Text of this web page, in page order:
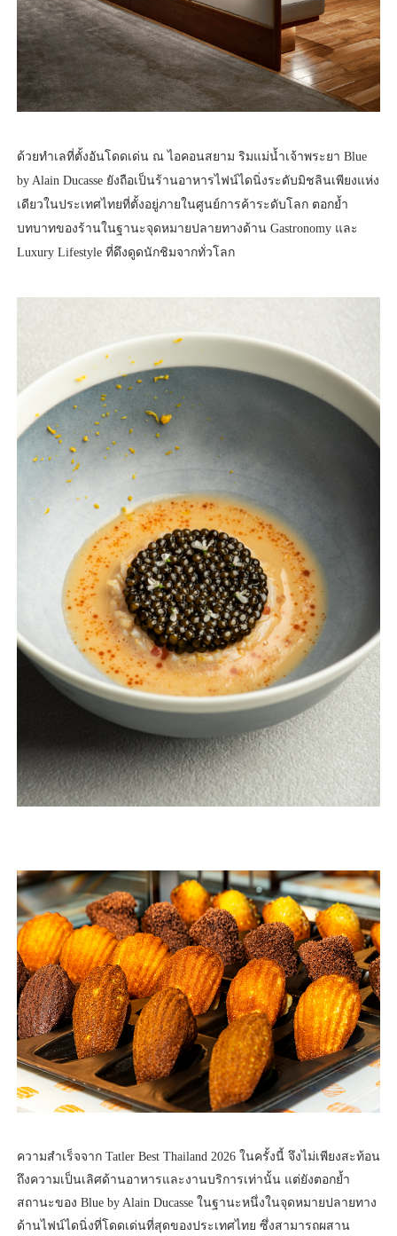
ด้วยทำเลที่ตั้งอันโดดเด่น ณ ไอคอนสยาม ริมแม่น้ำเจ้าพระยา Blue
by Alain Ducasse ยังถือเป็นร้านอาหารไฟน์ไดนิ่งระดับมิชลินเพียงแห่ง
เดียวในประเทศไทยที่ตั้งอยู่ภายในศูนย์การค้าระดับโลก ตอกย้ำ
บทบาทของร้านในฐานะจุดหมายปลายทางด้าน Gastronomy และ
Luxury Lifestyle ที่ดึงดูดนักชิมจากทั่วโลก
ความสำเร็จจาก Tatler Best Thailand 2026 ในครั้งนี้ จึงไม่เพียงสะท้อน
ถึงความเป็นเลิศด้านอาหารและงานบริการเท่านั้น แต่ยังตอกย้ำ
สถานะของ Blue by Alain Ducasse ในฐานะหนึ่งในจุดหมายปลายทาง
ด้านไฟน์ไดนิ่งที่โดดเด่นที่สุดของประเทศไทย ซึ่งสามารถผสาน